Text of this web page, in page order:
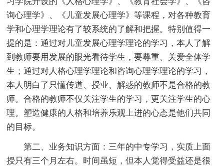
询心理学》、《儿童发展心理学》等课程，对各种教育
学和心理学理论有了较系统的了解和把握。特别值得一
提的是：通过对儿童发展心理学理论的学习，本人了解
到教师要用发展的眼光看待学生，要尊重、关爱全体学
生；通过对人格心理学理论和咨询心理学理论的学习，
本人明白了只懂传道、授业、解惑的教师不是合格的教
师。合格的教师不仅关注学生的学习，更关注学生的心
理。塑造健康的人格和培养乐观上进的心态是他们共同
的目标。
第二、业务知识方面：三年的中专学习，实质上面
授只有三个月左右。时间虽短，但本人觉得受益还是很